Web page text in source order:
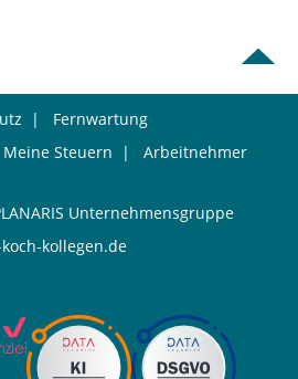
| Fernwartung
Meine Steuern | Arbeitnehmer
Unternehmensgruppe
kollegen.de